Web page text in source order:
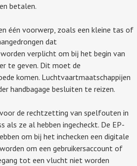
betalen.
één voorwerp, zoals een kleine tas of
dat
verplicht om bij het begin van
te geven. Dit moet de
komen. Luchtvaartmaatschappijen
handbagage besluiten te reizen.
de rechtzetting van spelfouten in
als ze al hebben ingecheckt. De EP-
om bij het inchecken een digitale
om een gebruikersaccount of
tot een vlucht niet worden